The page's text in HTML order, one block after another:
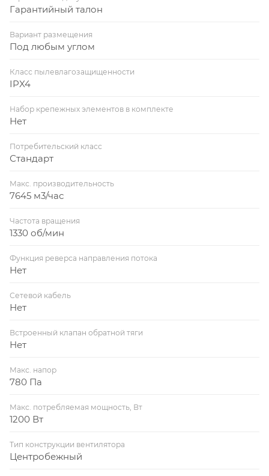
Гарантийный талон
Вариант размещения
Под любым углом
Класс пылевлагозащищенности
IPX4
Набор крепежных элементов в комплекте
Нет
Потребительский класс
Стандарт
Макс. производительность
7645 м3/час
Частота вращения
1330 об/мин
Функция реверса направления потока
Нет
Сетевой кабель
Нет
Встроенный клапан обратной тяги
Нет
Макс. напор
780 Па
Макс. потребляемая мощность, Вт
1200 Вт
Тип конструкции вентилятора
Центробежный